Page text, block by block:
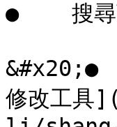
●    搜尋
&#x20;●
修改工